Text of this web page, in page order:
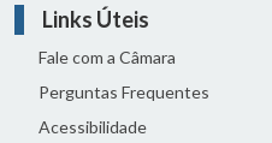
Links Úteis
Fale com a Câmara
Perguntas Frequentes
Acessibilidade